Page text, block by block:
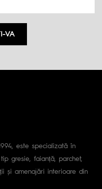
VA
este specializată în
gresie, faianță, parchet,
și amenajări interioare din